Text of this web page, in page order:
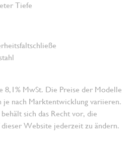
Tiefe
8,1% MwSt. Die Preise der Modelle
je nach Marktentwicklung variieren.
sich das Recht vor, die
Website jederzeit zu ändern.